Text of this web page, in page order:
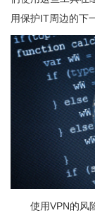
用保护IT周边的下
使用VPN的风